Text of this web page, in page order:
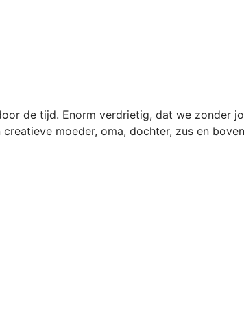
de tijd. Enorm verdrietig, dat we zonder
moeder, oma, dochter, zus en